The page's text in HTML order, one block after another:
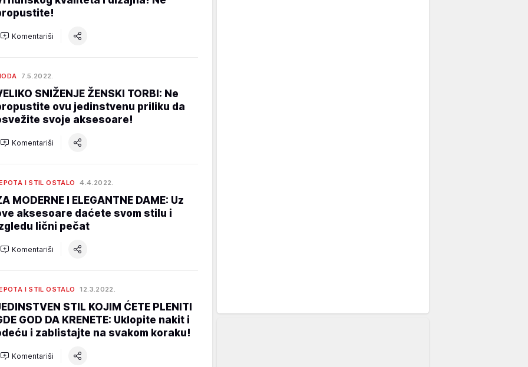
Komentariši
7.5.2022.
SNIŽENJE ŽENSKI TORBI: Ne
ovu jedinstvenu priliku da
svoje aksesoare!
Komentariši
I STIL OSTALO 4.4.2022.
MODERNE I ELEGANTNE DAME: Uz
aksesoare daćete svom stilu i
lični pečat
Komentariši
I STIL OSTALO 12.3.2022.
STIL KOJIM ĆETE PLENITI
GOD DA KRENETE: Uklopite nakit i
i zablistajte na svakom koraku!
Komentariši